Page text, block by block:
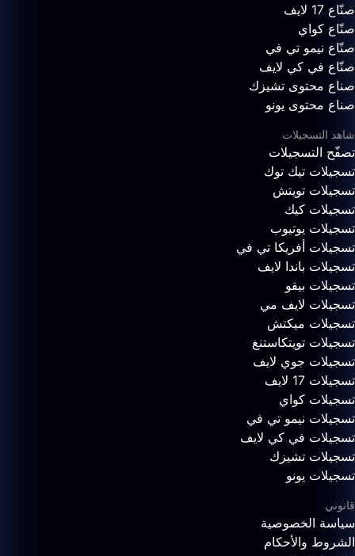
صنّاع 17 لايف
صنّاع كواي
صنّاع نيمو تي في
صنّاع في كي لايف
صناع محتوى تشيزك
صناع محتوى يونو
شاهد التسجيلات
تصفّح التسجيلات
تسجيلات تيك توك
تسجيلات تويتش
تسجيلات كيك
تسجيلات يوتيوب
تسجيلات أفريكا تي في
تسجيلات باندا لايف
تسجيلات بيقو
تسجيلات لايف مي
تسجيلات ميكتش
تسجيلات تويتكاستنغ
تسجيلات جوي لايف
تسجيلات 17 لايف
تسجيلات كواي
تسجيلات نيمو تي في
تسجيلات في كي لايف
تسجيلات تشيزك
تسجيلات يونو
قانوني
سياسة الخصوصية
الشروط والأحكام